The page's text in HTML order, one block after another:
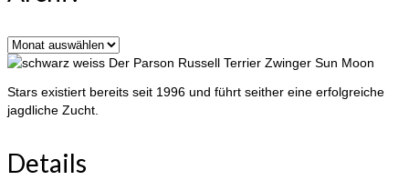
Archiv
Der Parson Russell Terrier Zwinger Sun Moon
Stars existiert bereits seit 1996 und führt seither eine erfolgreiche
jagdliche Zucht.
Details